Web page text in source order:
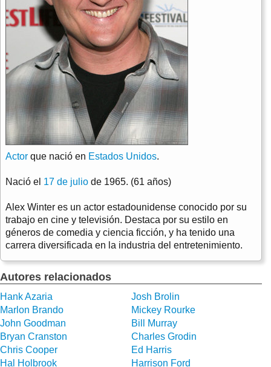
Actor que nació en Estados Unidos.
Nació el 17 de julio de 1965. (61 años)
Alex Winter es un actor estadounidense conocido por su
trabajo en cine y televisión. Destaca por su estilo en
géneros de comedia y ciencia ficción, y ha tenido una
carrera diversificada en la industria del entretenimiento.
Autores relacionados
Hank Azaria
Josh Brolin
Marlon Brando
Mickey Rourke
John Goodman
Bill Murray
Bryan Cranston
Charles Grodin
Chris Cooper
Ed Harris
Hal Holbrook
Harrison Ford